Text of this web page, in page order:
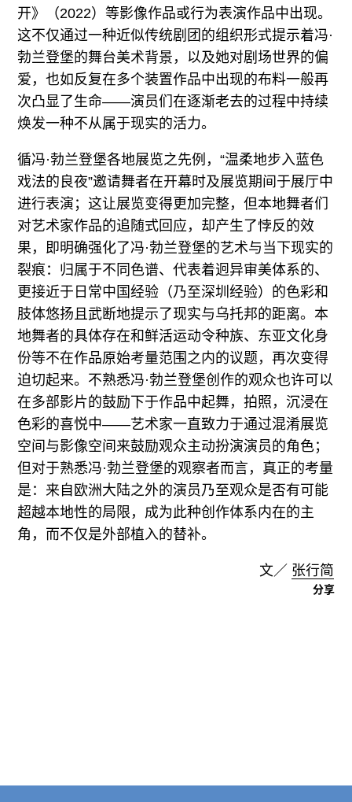
开》（2022）等影像作品或行为表演作品中出现。
这不仅通过一种近似传统剧团的组织形式提示着冯·
勃兰登堡的舞台美术背景，以及她对剧场世界的偏
爱，也如反复在多个装置作品中出现的布料一般再
次凸显了生命——演员们在逐渐老去的过程中持续
焕发一种不从属于现实的活力。
循冯·勃兰登堡各地展览之先例，“温柔地步入蓝色
戏法的良夜”邀请舞者在开幕时及展览期间于展厅中
进行表演；这让展览变得更加完整，但本地舞者们
对艺术家作品的追随式回应，却产生了悖反的效
果，即明确强化了冯·勃兰登堡的艺术与当下现实的
裂痕：归属于不同色谱、代表着迥异审美体系的、
更接近于日常中国经验（乃至深圳经验）的色彩和
肢体悠扬且武断地提示了现实与乌托邦的距离。本
地舞者的具体存在和鲜活运动令种族、东亚文化身
份等不在作品原始考量范围之内的议题，再次变得
迫切起来。不熟悉冯·勃兰登堡创作的观众也许可以
在多部影片的鼓励下于作品中起舞，拍照，沉浸在
色彩的喜悦中——艺术家一直致力于通过混淆展览
空间与影像空间来鼓励观众主动扮演演员的角色；
但对于熟悉冯·勃兰登堡的观察者而言，真正的考量
是：来自欧洲大陆之外的演员乃至观众是否有可能
超越本地性的局限，成为此种创作体系内在的主
角，而不仅是外部植入的替补。
文／ 张行简
分享